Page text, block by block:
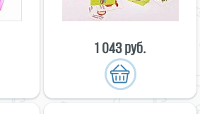
1 043 руб.